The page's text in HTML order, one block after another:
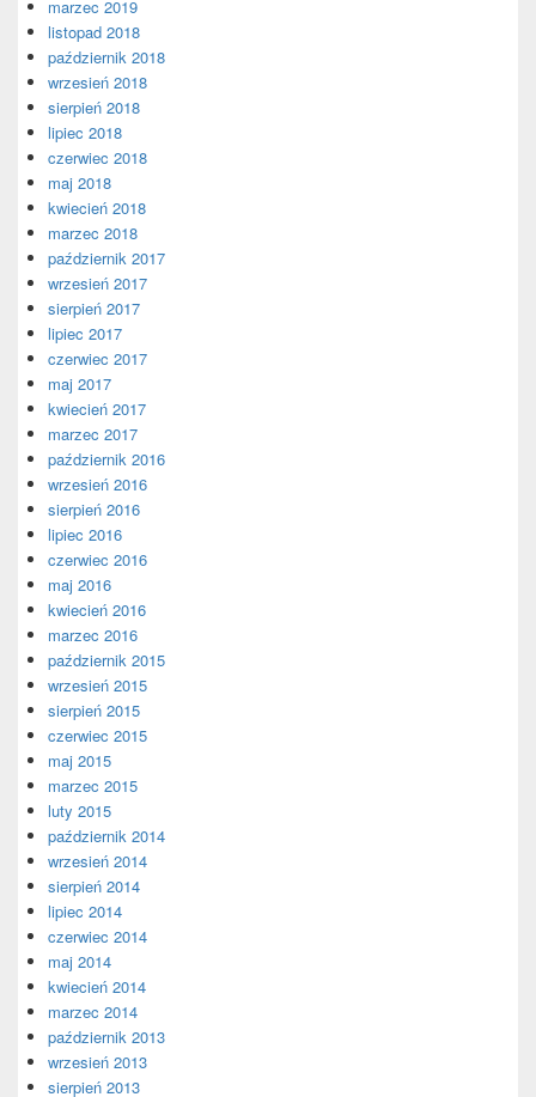
marzec 2019
listopad 2018
październik 2018
wrzesień 2018
sierpień 2018
lipiec 2018
czerwiec 2018
maj 2018
kwiecień 2018
marzec 2018
październik 2017
wrzesień 2017
sierpień 2017
lipiec 2017
czerwiec 2017
maj 2017
kwiecień 2017
marzec 2017
październik 2016
wrzesień 2016
sierpień 2016
lipiec 2016
czerwiec 2016
maj 2016
kwiecień 2016
marzec 2016
październik 2015
wrzesień 2015
sierpień 2015
czerwiec 2015
maj 2015
marzec 2015
luty 2015
październik 2014
wrzesień 2014
sierpień 2014
lipiec 2014
czerwiec 2014
maj 2014
kwiecień 2014
marzec 2014
październik 2013
wrzesień 2013
sierpień 2013